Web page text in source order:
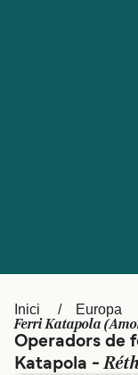
Ελλάδα
Polska
Schweiz (DE)
Inici Europa
Ferri Katapola
Operadors de
Katapola -